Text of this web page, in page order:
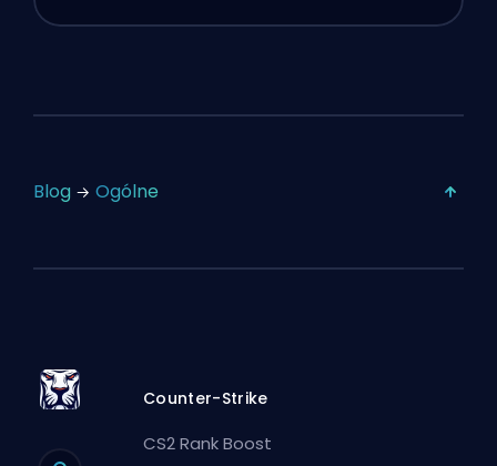
Blog Ogólne
Counter-Strike
CS2 Rank Boost